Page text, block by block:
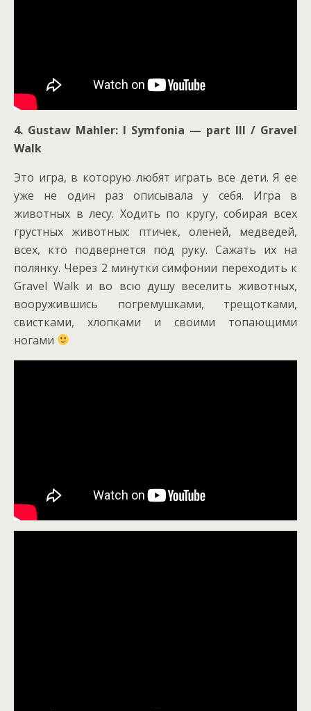
4. Gustaw Mahler: I Symfonia — part III / Gravel
Walk
Это игра, в которую любят играть все дети. Я ее
уже не один раз описывала у себя. Игра в
животных в лесу. Ходить по кругу, собирая всех
грустных животных: птичек, оленей, медведей,
всех, кто подвернется под руку. Сажать их на
полянку. Через 2 минутки симфонии переходить к
Gravel Walk и во всю душу веселить животных,
вооружившись погремушками, трещотками,
свистками, хлопками и своими топающими
ногами